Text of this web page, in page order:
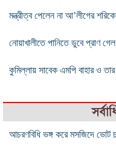
মন্ত্রীত্ব পেলেন না ‍আ’লীগের
নোয়াখালীতে পানিতে ‍ডুবে প্রাণ
কুমিল্লায় সাবেক এমপি বাহার ও
আচরণবিধি ভঙ্গ করে মসজিদে ভোট